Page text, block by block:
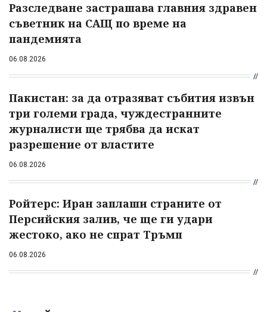
Разследване застрашава главния здравен
съветник на САЩ по време на
пандемията
06.08.2026
Пакистан: за да отразяват събития извън
три големи града, чуждестранните
журналисти ще трябва да искат
разрешение от властите
06.08.2026
Ройтерс: Иран заплаши страните от
Персийския залив, че ще ги удари
жестоко, ако не спрат Тръмп
06.08.2026